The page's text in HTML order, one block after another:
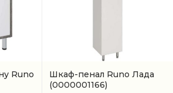
Runo
Шкаф-пенал Runo Лада
(0000001166)